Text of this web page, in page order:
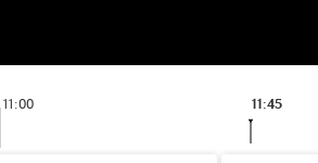
11:00 11:45